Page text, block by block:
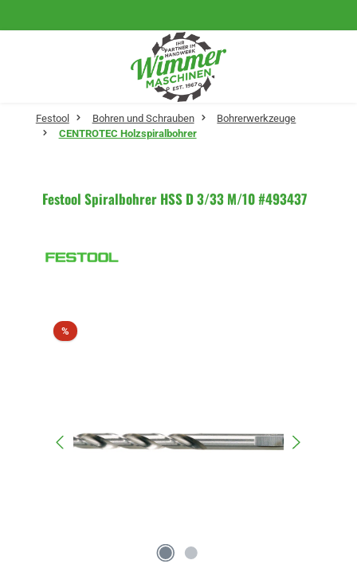
Festool Bohren und Schrauben
Bohrerwerkzeuge
CENTROTEC Holzspiralbohrer
Festool Spiralbohrer HSS D 3/33 M/10 #493437
%Rabatt